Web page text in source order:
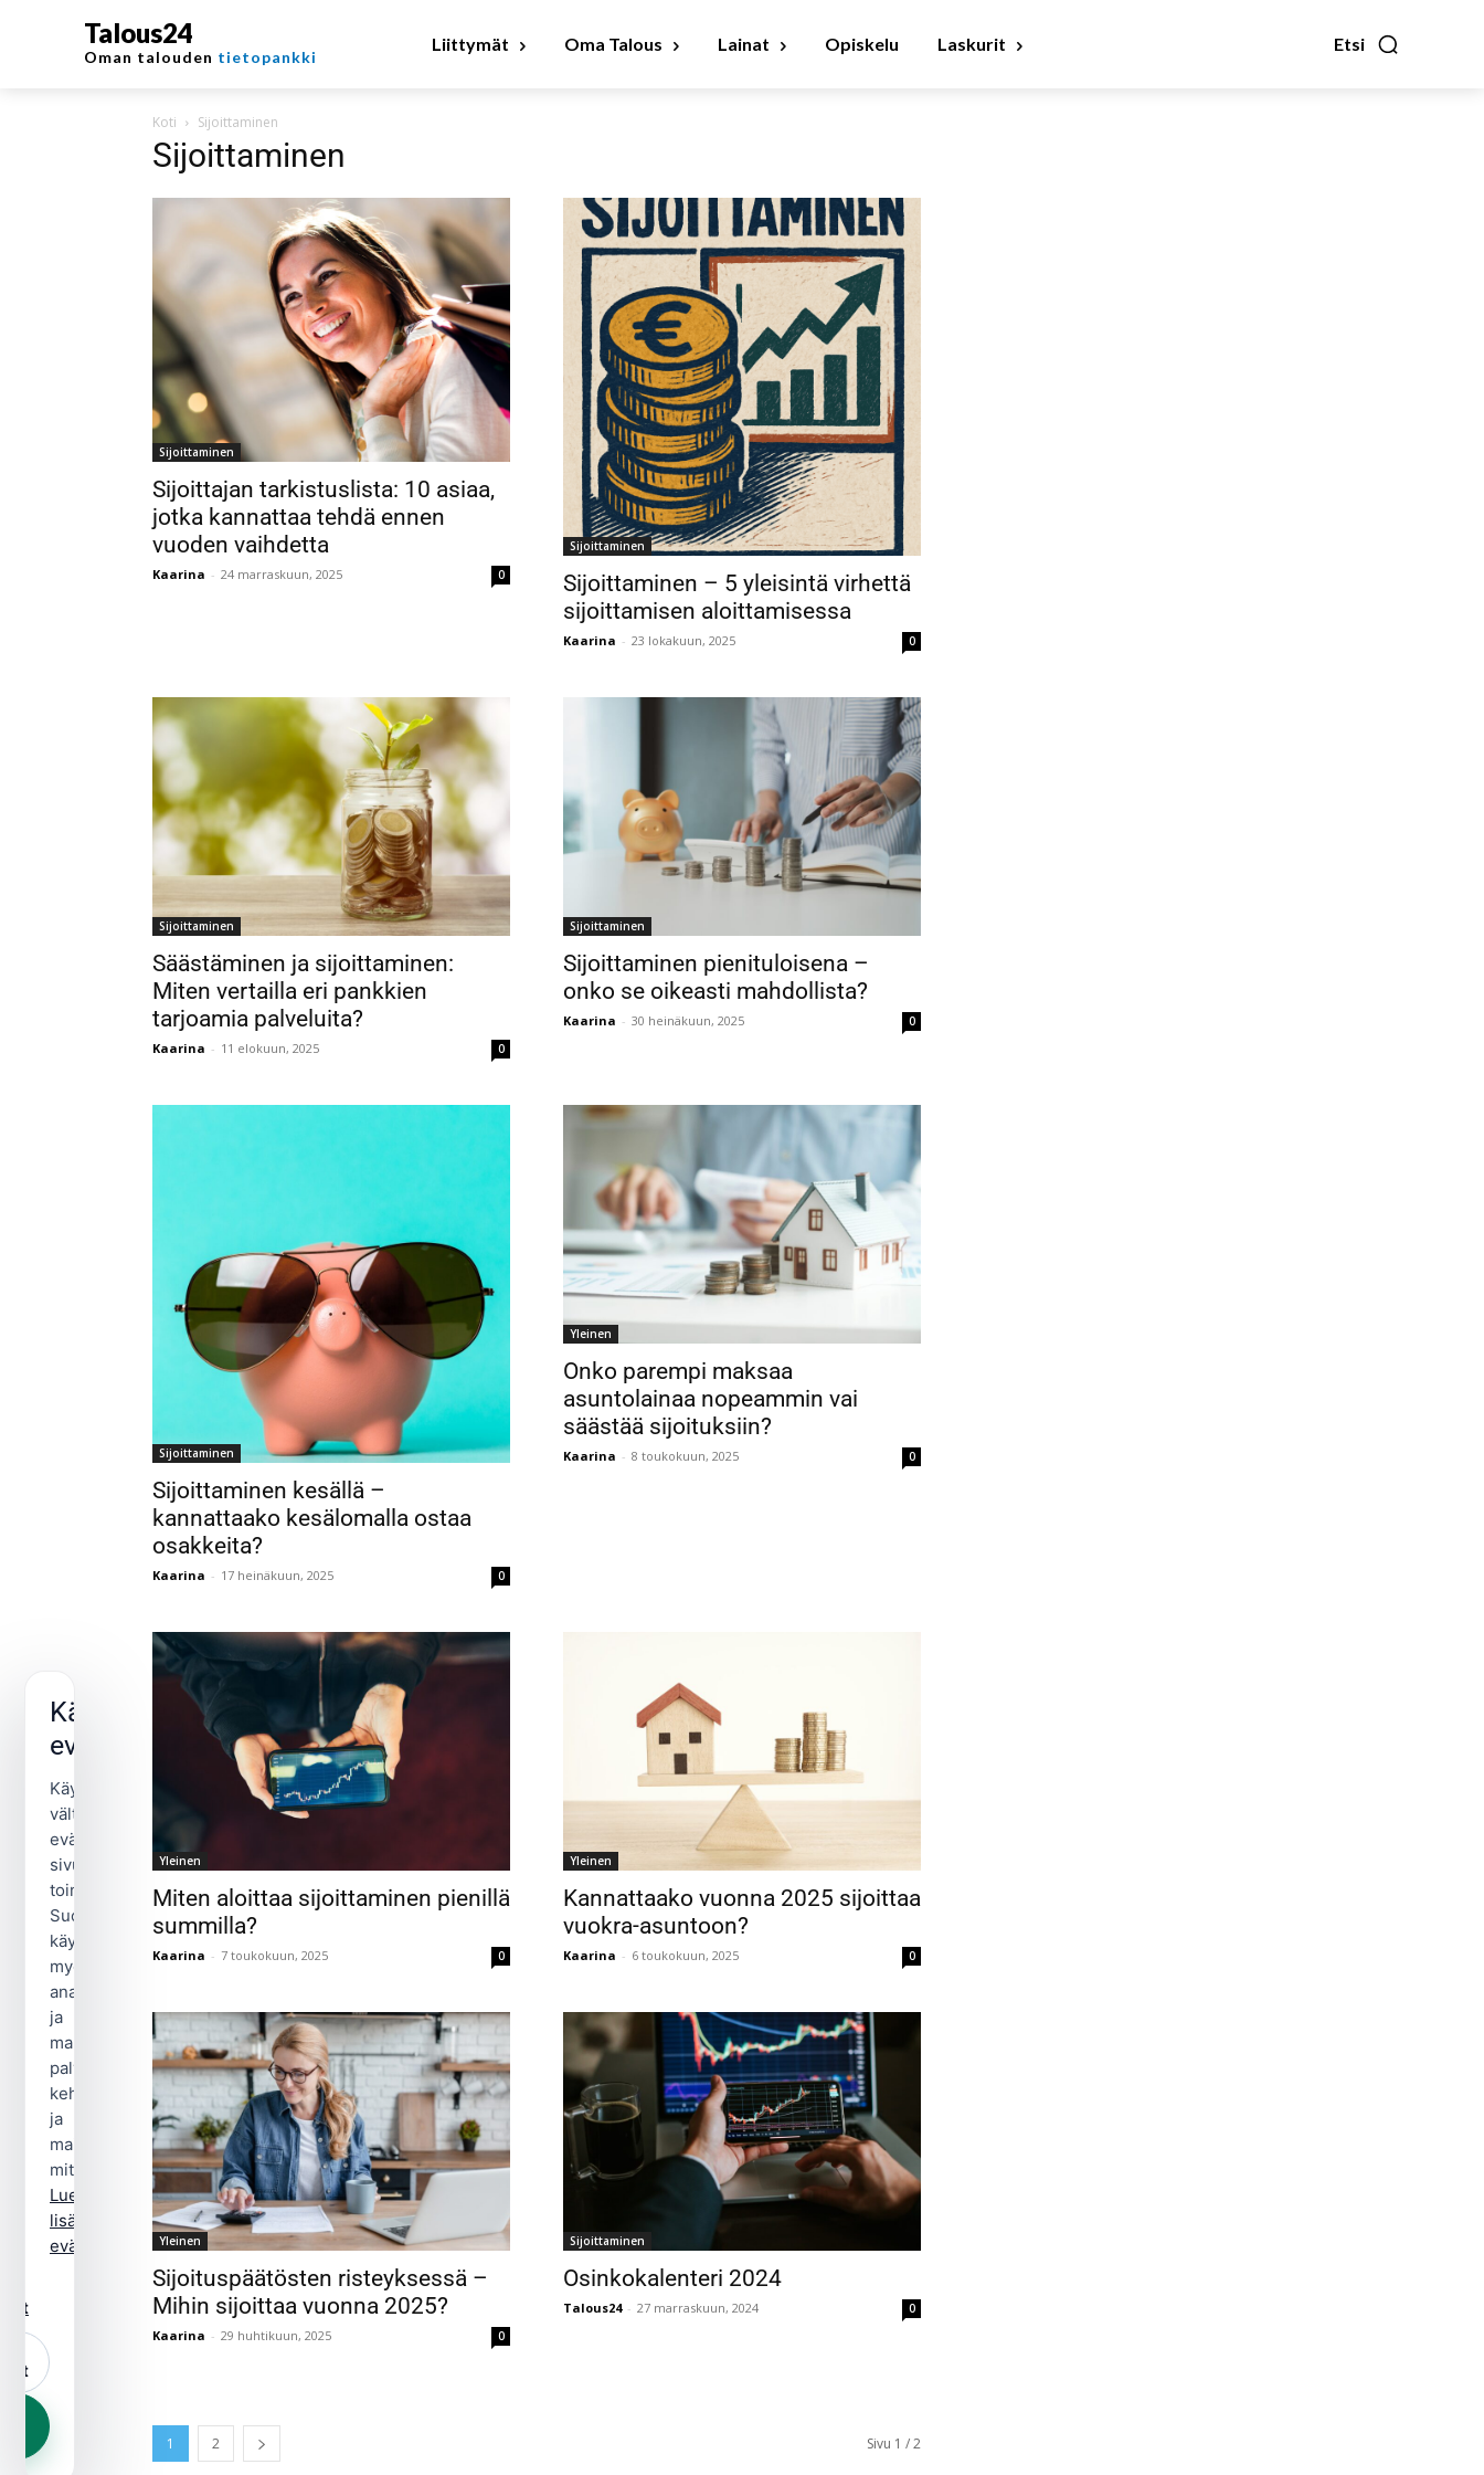
Talous24
Oman talouden tietopankki
Etsi
Liittymät Oma Talous Lainat Opiskelu Laskurit
Koti Sijoittaminen
Sijoittaminen
Sijoittaminen
Sijoittajan tarkistuslista: 10 asiaa,
jotka kannattaa tehdä ennen
vuoden vaihdetta
Kaarina - 24 marraskuun, 2025 0
Sijoittaminen
Sijoittaminen – 5 yleisintä virhettä
sijoittamisen aloittamisessa
Kaarina - 23 lokakuun, 2025 0
Sijoittaminen
Säästäminen ja sijoittaminen:
Miten vertailla eri pankkien
tarjoamia palveluita?
Kaarina - 11 elokuun, 2025 0
Sijoittaminen
Sijoittaminen pienituloisena –
onko se oikeasti mahdollista?
Kaarina - 30 heinäkuun, 2025 0
Sijoittaminen
Sijoittaminen kesällä –
kannattaako kesälomalla ostaa
osakkeita?
Kaarina - 17 heinäkuun, 2025 0
Yleinen
Onko parempi maksaa
asuntolainaa nopeammin vai
säästää sijoituksiin?
Kaarina - 8 toukokuun, 2025 0
Yleinen
Miten aloittaa sijoittaminen pienillä
summilla?
Kaarina - 7 toukokuun, 2025 0
Yleinen
Kannattaako vuonna 2025 sijoittaa
vuokra-asuntoon?
Kaarina - 6 toukokuun, 2025 0
Yleinen
Sijoituspäätösten risteyksessä –
Mihin sijoittaa vuonna 2025?
Kaarina - 29 huhtikuun, 2025 0
Sijoittaminen
Osinkokalenteri 2024
Talous24 - 27 marraskuun, 2024 0
1 2 Sivu 1 / 2
Käytämme
evästeitä
Käytämme
välttämättömiä
evästeitä
sivuston
toimintaan.
Suostumuksellasi
käytämme
myös
analytiikka-
ja
markkinointievästeitä
palvelun
kehittämiseen
ja
mainonnan
mittaamiseen.
Lue
lisää
evästekäytännöstä.